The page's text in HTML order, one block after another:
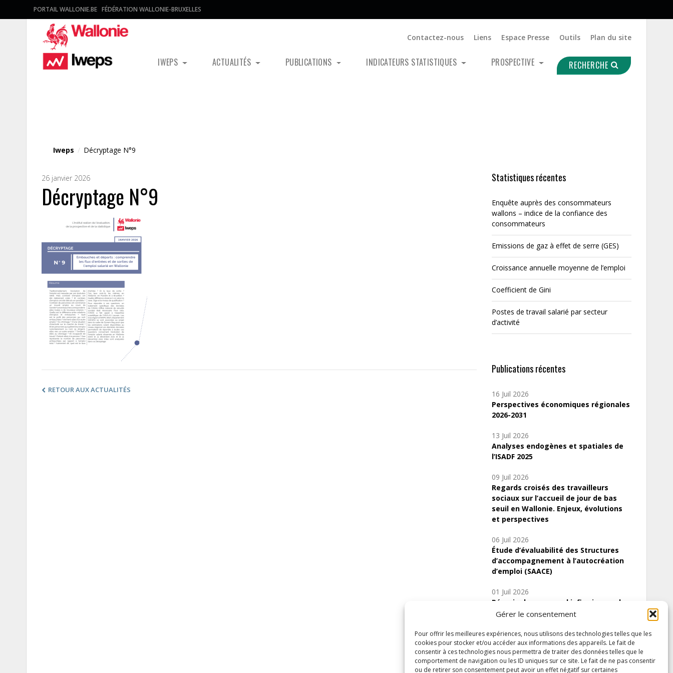
Gérer le consentement
Pour offrir les meilleures expériences, nous utilisons des technologies telles que les
cookies pour stocker et/ou accéder aux informations des appareils. Le fait de
consentir à ces technologies nous permettra de traiter des données telles que le
comportement de navigation ou les ID uniques sur ce site. Le fait de ne pas consentir
ou de retirer son consentement peut avoir un effet négatif sur certaines
PORTAIL WALLONIE.BE FÉDÉRATION WALLONIE-BRUXELLES
Contactez-nous Liens Espace Presse Outils Plan du site
IWEPS ACTUALITÉS PUBLICATIONS INDICATEURS STATISTIQUES PROSPECTIVE RECHERCHE
Iweps / Décryptage N°9
26 janvier 2026
Décryptage N°9
RETOUR AUX ACTUALITÉS
Statistiques récentes
Enquête auprès des consommateurs
wallons – indice de la confiance des
consommateurs
Emissions de gaz à effet de serre (GES)
Croissance annuelle moyenne de l’emploi
Coefficient de Gini
Postes de travail salarié par secteur
d’activité
Publications récentes
16 Juil 2026
Perspectives économiques régionales
2026-2031
13 Juil 2026
Analyses endogènes et spatiales de
l’ISADF 2025
09 Juil 2026
Regards croisés des travailleurs
sociaux sur l’accueil de jour de bas
seuil en Wallonie. Enjeux, évolutions
et perspectives
06 Juil 2026
Étude d’évaluabilité des Structures
d’accompagnement à l’autocréation
d’emploi (SAACE)
01 Juil 2026
Pénurie du personnel infirmier :quels
indicateurs d’offre de soins pour
Inscrivez-vous à notre newsletter